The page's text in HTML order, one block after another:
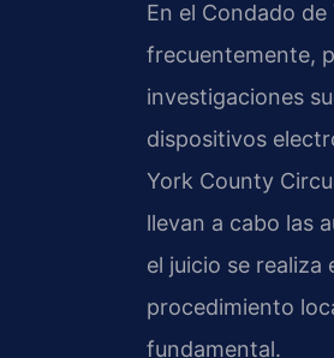
En el Condado
frecuentemente,
investigaciones
dispositivos
York County
llevan a cabo las
el juicio se
procedimiento
fundamental.